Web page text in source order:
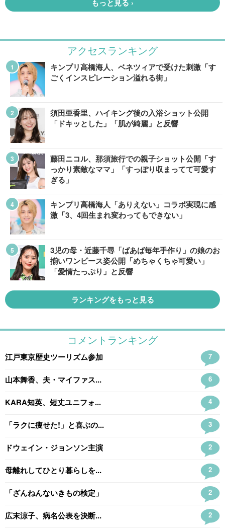
アクセスランキング
キンプリ高橋海人、ベネツィアで受けた刺激「す
ごくインスピレーション溢れる街」
須田亜香里、ハイキング後の入浴ショット公開
「ドキッとした」「肌が綺麗」と反響
藤田ニコル、那須旅行での親子ショット公開「す
っかり素敵なママ」「すっぽり収まってて可愛す
ぎる」
キンプリ高橋海人「ありえない」コラボ実現に感
激「3、4回生まれ変わってもできない」
3児の母・近藤千尋「ばあば毎年手作り」の娘のお
揃いワンピース姿公開「めちゃくちゃ可愛い」
「愛情たっぷり」と反響
ランキングをもっと見る